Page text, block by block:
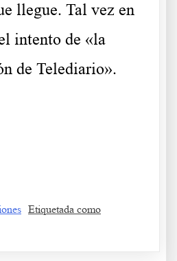
llegue. Tal vez en
intento de «la
de Telediario».
Etiquetada como